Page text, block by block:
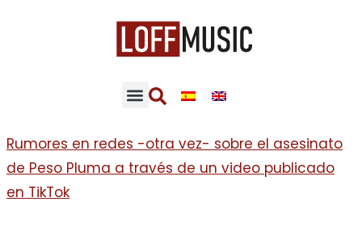
Rumores en redes -otra vez- sobre el asesinato
de Peso Pluma a través de un video publicado
en TikTok